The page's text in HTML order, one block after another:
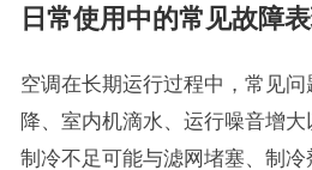
日常使用中的常见故障
空调在长期运行过程中，常见
降、室内机滴水、运行噪音增大
制冷不足可能与滤网堵塞、制